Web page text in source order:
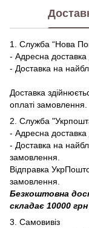
1. Служба “Нова
- Адресна доставка
- Доставка на
Доставка
оплаті замовлення.
2. Служба
- Адресна доставка
- Доставка на
замовлення.
Відправка
замовлення.
Безкоштовна
складає 10000 грн
3. Самовивіз